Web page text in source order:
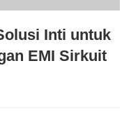
Inti untuk
EMI Sirkuit